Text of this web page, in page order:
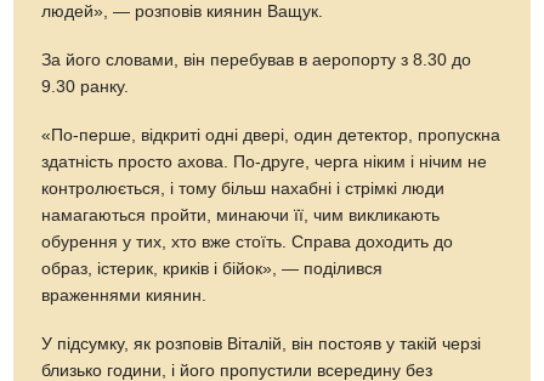
людей», — розповів киянин Ващук.
За його словами, він перебував в аеропорту з 8.30 до
9.30 ранку.
«По-перше, відкриті одні двері, один детектор, пропускна
здатність просто ахова. По-друге, черга ніким і нічим не
контролюється, і тому більш нахабні і стрімкі люди
намагаються пройти, минаючи її, чим викликають
обурення у тих, хто вже стоїть. Справа доходить до
образ, істерик, криків і бійок», — поділився
враженнями киянин.
У підсумку, як розповів Віталій, він постояв у такій черзі
близько години, і його пропустили всередину без